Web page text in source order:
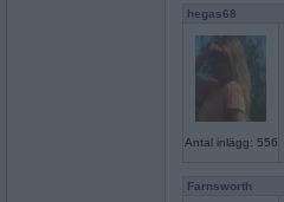
hegas68
Antal inlägg: 556
Farnsworth